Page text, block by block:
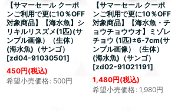
【サマーセール クーポ
ンご利用で更に10％OFF
対象商品】【海水魚】シ
リキルリスズメ(1匹)(サ
ンプル画像）（生体）
(海水魚)（サンゴ）
[zd04-91030501]
450円(税込)
希望小売価格: 500円
【サマーセール クーポ
ンご利用で更に10％OFF
対象商品】【海水魚・チ
ョウチョウウオ】ミゾレ
チョウ (1匹)±6-7cm(サ
ンプル画像）（生体）
(海水魚)（サンゴ）
[zd02-91021191]
1,480円(税込)
希望小売価格: 1,980円